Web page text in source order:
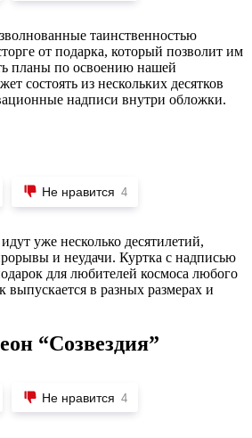
таинственностью
от подарка, который позволит им
планы по освоению нашей
состоять из нескольких десятков
надписи внутри обложки.
Не нравится 4
уже несколько десятилетий,
и неудачи. Куртка с надписью
для любителей космоса любого
выпускается в разных размерах и
“Созвездия”
Не нравится 4